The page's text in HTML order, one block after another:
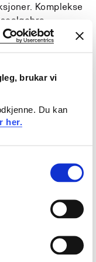
brukar vi
Du kan
her.
Komplekse
lineære og
vil i mange
kunne: